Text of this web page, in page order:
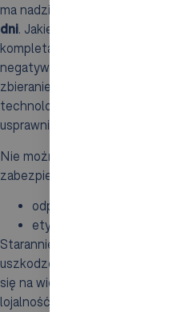
ma nadzieję, że zamówienia
dni. Jakiekolwiek opóźnienia
kompletacji mogą prowadzić
negatywnych ocen o danej
zbieranie zamówień,
technologie, znacząco podnosi
usprawnia zarządzanie
Nie można też zapominać o
zabezpieczeniu zamówień,
odpowiednie pakowanie,
etykietowanie.
Starannie przygotowane
uszkodzeń w trakcie
się na większe zadowolenie
lojalność wobec marki.